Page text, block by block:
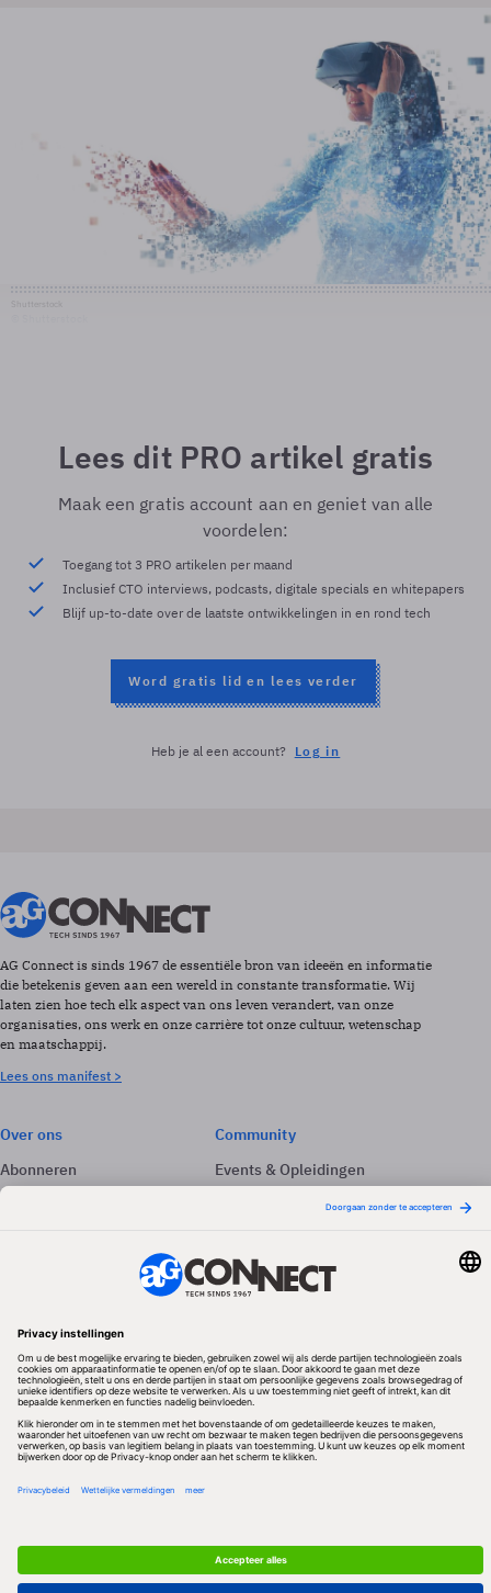
Lees dit PRO artikel gratis
Maak een gratis account aan en geniet van alle
voordelen:
Toegang tot 3 PRO artikelen per maand
Inclusief CTO interviews, podcasts, digitale specials en whitepapers
Blijf up-to-date over de laatste ontwikkelingen in en rond tech
Word gratis lid en lees verder
Heb je al een account? Log in
AG Connect is sinds 1967 de essentiële bron van ideeën en informatie
die betekenis geven aan een wereld in constante transformatie. Wij
laten zien hoe tech elk aspect van ons leven verandert, van onze
organisaties, ons werk en onze carrière tot onze cultuur, wetenschap
en maatschappij.
Lees ons manifest >
Over ons
Abonneren
Adverteren
Community
Events & Opleidingen
Volg ons
Redactionele partner
Algemene Voorwaarden & Copyrights